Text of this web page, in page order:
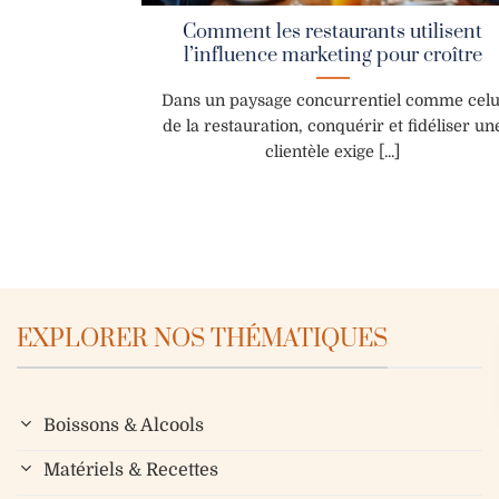
Comment les restaurants utilisent
l’influence marketing pour croître
Dans un paysage concurrentiel comme
de la restauration, conquérir et fidéliser
clientèle exige [...]
EXPLORER NOS THÉMATIQUES
Boissons & Alcools
Matériels & Recettes